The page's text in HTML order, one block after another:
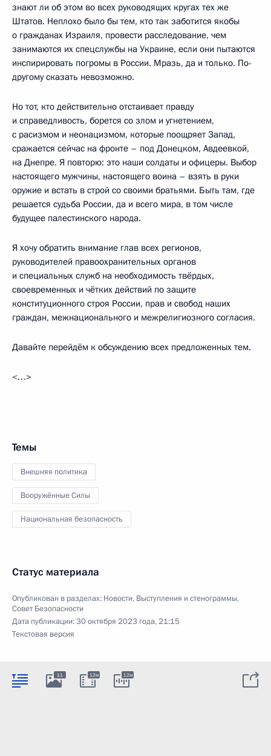
знают ли об этом во всех руководящих кругах тех же
Штатов. Неплохо было бы тем, кто так заботится якобы
о гражданах Израиля, провести расследование, чем
занимаются их спецслужбы на Украине, если они пытаются
инспирировать погромы в России. Мразь, да и только. По-
другому сказать невозможно.
Но тот, кто действительно отстаивает правду
и справедливость, борется со злом и угнетением,
с расизмом и неонацизмом, которые поощряет Запад,
сражается сейчас на фронте – под Донецком, Авдеевкой,
на Днепре. Я повторю: это наши солдаты и офицеры. Выбор
настоящего мужчины, настоящего воина – взять в руки
оружие и встать в строй со своими братьями. Быть там, где
решается судьба России, да и всего мира, в том числе
будущее палестинского народа.
Я хочу обратить внимание глав всех регионов,
руководителей правоохранительных органов
и специальных служб на необходимость твёрдых,
своевременных и чётких действий по защите
конституционного строя России, прав и свобод наших
граждан, межнационального и межрелигиозного согласия.
Давайте перейдём к обсуждению всех предложенных тем.
<…>
Темы
Внешняя политика
Вооружённые Силы
Национальная безопасность
Статус материала
Опубликован в разделах: Новости, Выступления и стенограммы,
Совет Безопасности
Дата публикации:30 октября 2023 года, 21:15
Текстовая версия
11 12м 12м